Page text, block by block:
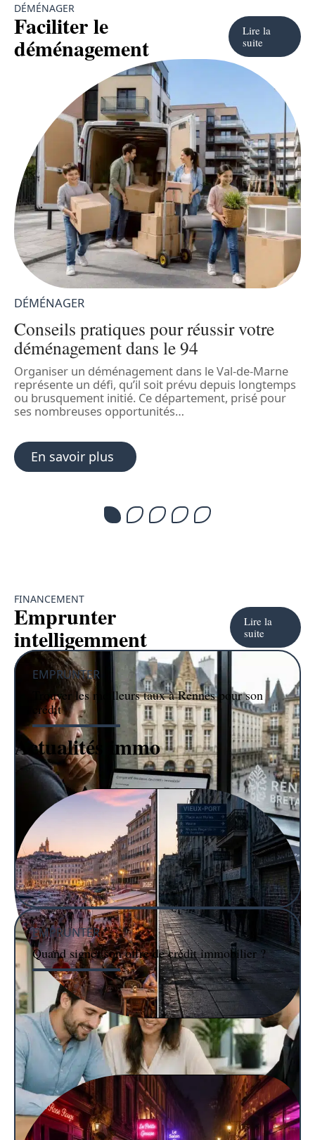
DÉMÉNAGER
Faciliter le
déménagement
Lire la
suite
DÉMÉNAGER
Conseils pratiques pour réussir votre
déménagement dans le 94
Organiser un déménagement dans le Val-de-Marne
représente un défi, qu’il soit prévu depuis longtemps
ou brusquement initié. Ce département, prisé pour
ses nombreuses opportunités…
En savoir plus
FINANCEMENT
Emprunter
intelligemment
Lire la
suite
EMPRUNTER
Trouver les meilleurs taux à Rennes pour son
crédit
EMPRUNTER
Quand signer son offre de crédit immobilier ?
IMMO
Actualités immo Lire la suite
IMMO
L’impact économique de la perception que le quartier
Vieux-port de Marseille est dangereux